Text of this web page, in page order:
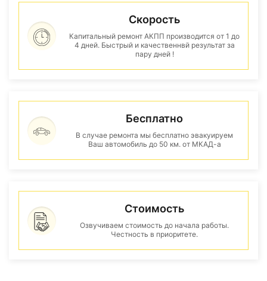
Скорость
Капитальный ремонт АКПП производится от 1 до
4 дней. Быстрый и качественнвй результат за
пару дней !
Бесплатно
В случае ремонта мы бесплатно эвакуируем
Ваш автомобиль до 50 км. от МКАД-а
Стоимость
Озвучиваем стоимость до начала работы.
Честность в приоритете.